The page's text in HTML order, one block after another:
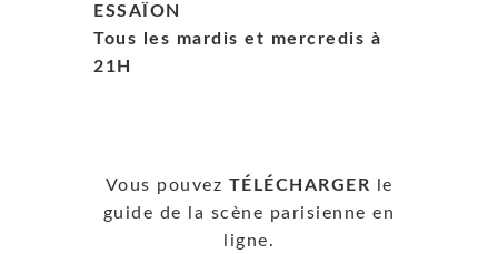
ESSAÏON
Tous les mardis et mercredis à
21H
Vous pouvez TÉLÉCHARGER le
guide de la scène parisienne en
ligne.